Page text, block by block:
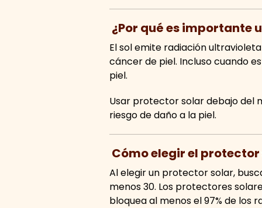
¿Por qué es importante
El sol emite radiación
cáncer de piel. Incluso cuando
piel.
Usar protector solar debajo del
riesgo de daño a la piel.
Cómo elegir el
Al elegir un protector solar,
menos 30. Los protectores
bloquea al menos el 97% de los